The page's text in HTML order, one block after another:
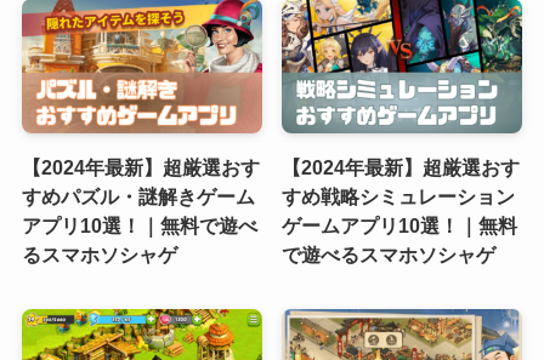
【2024年最新】超厳選おす
すめパズル・謎解きゲーム
アプリ10選！｜無料で遊べ
るスマホソシャゲ
【2024年最新】超厳選おす
すめ戦略シミュレーション
ゲームアプリ10選！｜無料
で遊べるスマホソシャゲ